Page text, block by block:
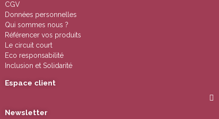
CGV
Données personnelles
Qui sommes nous ?
Référencer vos produits
Le circuit court
Eco responsabilité
Inclusion et Solidarité
Espace client
Newsletter